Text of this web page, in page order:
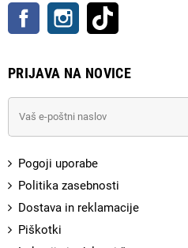
FacebookInstagram
PRIJAVA NA NOVICE
Pogoji uporabe
Politika zasebnosti
Dostava in reklamacije
Piškotki